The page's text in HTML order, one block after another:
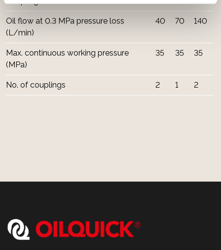
Oil flow at 0.3 MPa pressure loss
(L/min)
40 70 140
Max. continuous working pressure
(MPa)
35 35 35
No. of couplings 2 1 2